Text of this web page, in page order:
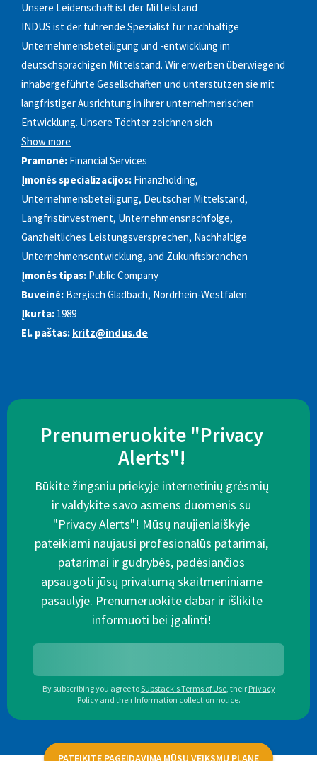
Unsere Leidenschaft ist der Mittelstand
INDUS ist der führende Spezialist für nachhaltige
Unternehmensbeteiligung und -entwicklung im
deutschsprachigen Mittelstand. Wir erwerben überwiegend
inhabergeführte Gesellschaften und unterstützen sie mit
langfristiger Ausrichtung in ihrer unternehmerischen
Entwicklung. Unsere Töchter zeichnen sich
Show more
Pramonė: Financial Services
Įmonės specializacijos: Finanzholding,
Unternehmensbeteiligung, Deutscher Mittelstand,
Langfristinvestment, Unternehmensnachfolge,
Ganzheitliches Leistungsversprechen, Nachhaltige
Unternehmensentwicklung, and Zukunftsbranchen
Įmonės tipas: Public Company
Buveinė: Bergisch Gladbach, Nordrhein-Westfalen
Įkurta: 1989
El. paštas: kritz@indus.de
Prenumeruokite "Privacy
Alerts"!
Būkite žingsniu priekyje internetinių grėsmių
ir valdykite savo asmens duomenis su
"Privacy Alerts"! Mūsų naujienlaiškyje
pateikiami naujausi profesionalūs patarimai,
patarimai ir gudrybės, padėsiančios
apsaugoti jūsų privatumą skaitmeniniame
pasaulyje. Prenumeruokite dabar ir išlikite
informuoti bei įgalinti!
By subscribing you agree toSubstack's Terms of Use, their Privacy
Policy and their Information collection notice.
PATEIKITE PAGEIDAVIMĄ MŪSŲ VEIKSMŲ PLANE